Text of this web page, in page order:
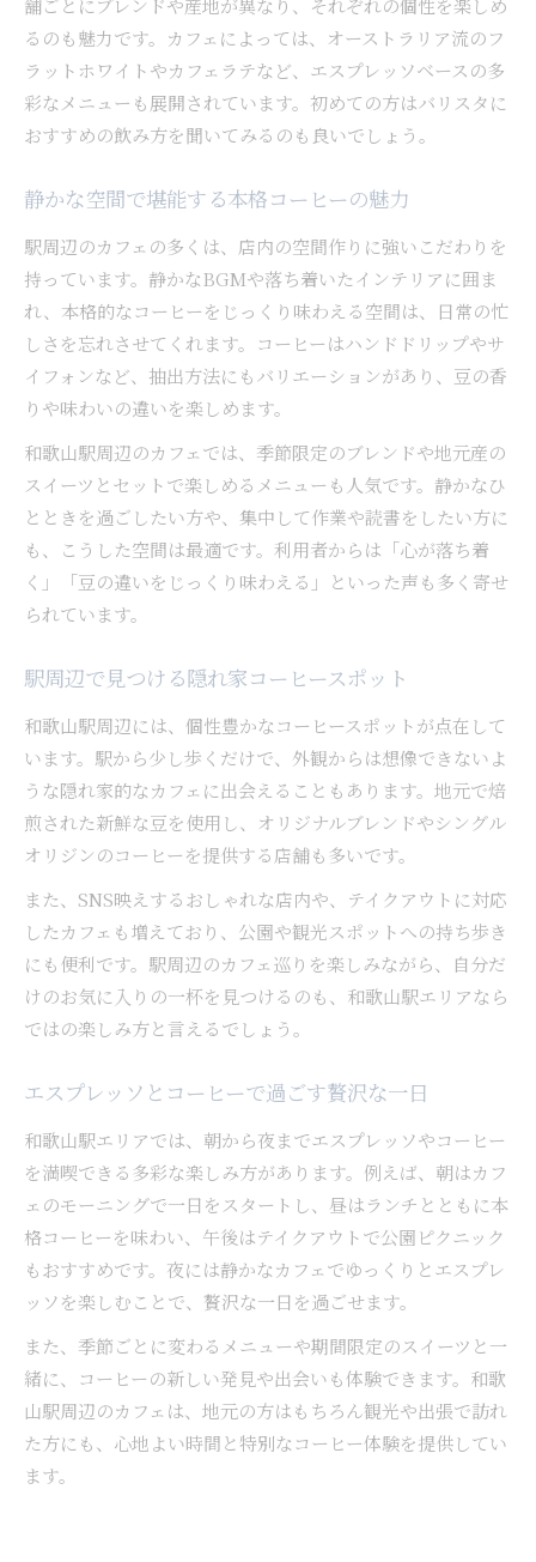
舗ごとにブレンドや産地が異なり、それぞれの個性を楽しめ
るのも魅力です。カフェによっては、オーストラリア流のフ
ラットホワイトやカフェラテなど、エスプレッソベースの多
彩なメニューも展開されています。初めての方はバリスタに
おすすめの飲み方を聞いてみるのも良いでしょう。
静かな空間で堪能する本格コーヒーの魅力
駅周辺のカフェの多くは、店内の空間作りに強いこだわりを
持っています。静かなBGMや落ち着いたインテリアに囲ま
れ、本格的なコーヒーをじっくり味わえる空間は、日常の忙
しさを忘れさせてくれます。コーヒーはハンドドリップやサ
イフォンなど、抽出方法にもバリエーションがあり、豆の香
りや味わいの違いを楽しめます。
和歌山駅周辺のカフェでは、季節限定のブレンドや地元産の
スイーツとセットで楽しめるメニューも人気です。静かなひ
とときを過ごしたい方や、集中して作業や読書をしたい方に
も、こうした空間は最適です。利用者からは「心が落ち着
く」「豆の違いをじっくり味わえる」といった声も多く寄せ
られています。
駅周辺で見つける隠れ家コーヒースポット
和歌山駅周辺には、個性豊かなコーヒースポットが点在して
います。駅から少し歩くだけで、外観からは想像できないよ
うな隠れ家的なカフェに出会えることもあります。地元で焙
煎された新鮮な豆を使用し、オリジナルブレンドやシングル
オリジンのコーヒーを提供する店舗も多いです。
また、SNS映えするおしゃれな店内や、テイクアウトに対応
したカフェも増えており、公園や観光スポットへの持ち歩き
にも便利です。駅周辺のカフェ巡りを楽しみながら、自分だ
けのお気に入りの一杯を見つけるのも、和歌山駅エリアなら
ではの楽しみ方と言えるでしょう。
エスプレッソとコーヒーで過ごす贅沢な一日
和歌山駅エリアでは、朝から夜までエスプレッソやコーヒー
を満喫できる多彩な楽しみ方があります。例えば、朝はカフ
ェのモーニングで一日をスタートし、昼はランチとともに本
格コーヒーを味わい、午後はテイクアウトで公園ピクニック
もおすすめです。夜には静かなカフェでゆっくりとエスプレ
ッソを楽しむことで、贅沢な一日を過ごせます。
また、季節ごとに変わるメニューや期間限定のスイーツと一
緒に、コーヒーの新しい発見や出会いも体験できます。和歌
山駅周辺のカフェは、地元の方はもちろん観光や出張で訪れ
た方にも、心地よい時間と特別なコーヒー体験を提供してい
ます。